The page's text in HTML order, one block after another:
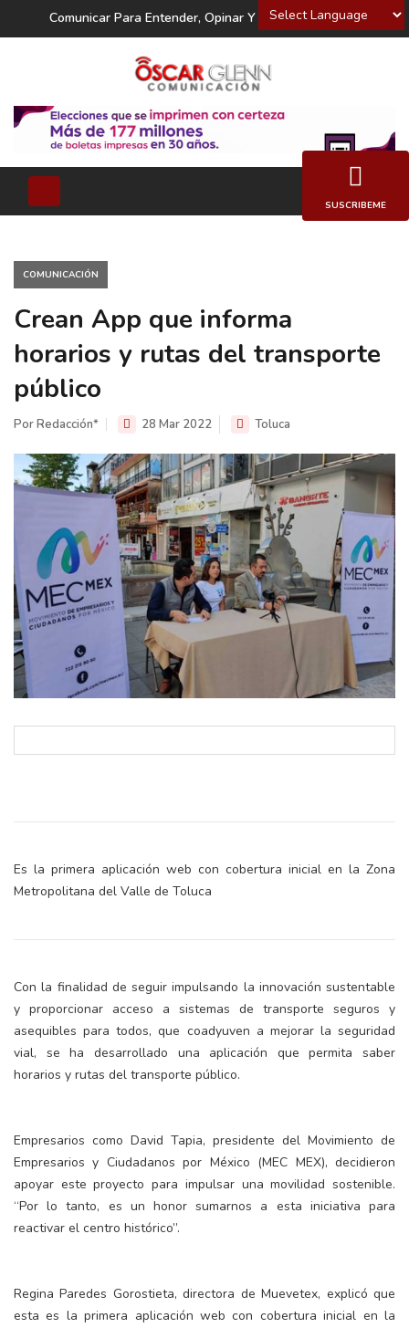
Powered by
Comunicar Para Entender, Opinar Y Decidir
COMUNICACIÓN
Crean App que informa
horarios y rutas del transporte
público
Por Redacción* 28 Mar 2022 Toluca
Es la primera aplicación web con cobertura inicial en la Zona
Metropolitana del Valle de Toluca
Con la finalidad de seguir impulsando la innovación sustentable
y proporcionar acceso a sistemas de transporte seguros y
asequibles para todos, que coadyuven a mejorar la seguridad
vial, se ha desarrollado una aplicación que permita saber
horarios y rutas del transporte público.
Empresarios como David Tapia, presidente del Movimiento de
Empresarios y Ciudadanos por México (MEC MEX), decidieron
apoyar este proyecto para impulsar una movilidad sostenible.
“Por lo tanto, es un honor sumarnos a esta iniciativa para
reactivar el centro histórico”.
Regina Paredes Gorostieta, directora de Muevetex, explicó que
esta es la primera aplicación web con cobertura inicial en la
SUSCRIBEME